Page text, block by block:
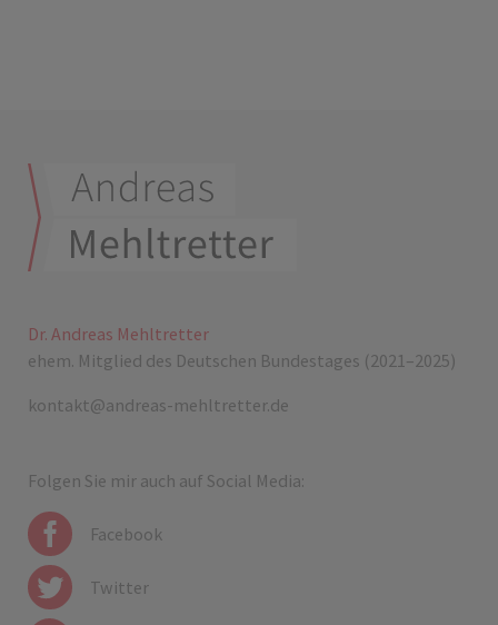
Dr. Andreas Mehltretter
ehem. Mitglied des Deutschen Bundestages (2021–2025)
kontakt@andreas-mehltretter.de
Folgen Sie mir auch auf Social Media:
Facebook
Twitter